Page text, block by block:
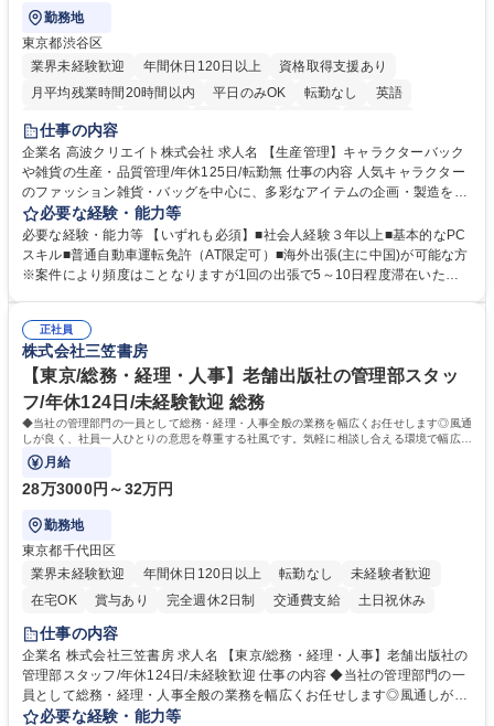
勤務地
東京都渋谷区
業界未経験歓迎
年間休日120日以上
資格取得支援あり
月平均残業時間20時間以内
平日のみOK 転勤なし
英語
住宅手当あり
完全週休2日制
交通費支給 駅近5分以内 中国語 土日祝休み
仕事の内容
企業名 高波クリエイト株式会社 求人名 【生産管理】キャラクターバック
や雑貨の生産・品質管理/年休125日/転勤無 仕事の内容 人気キャラクター
のファッション雑貨・バッグを中心に、多彩なアイテムの企画・製造を手
掛ける当社にて、自社企画・開発商品の生産管理・品質管理を担当。『か
わいい』を届けるやりがいのあるポジションです。 有名ブランドやキャラ
クターライセンスを活用した商品の企画・開発・販売を行っています。企
画段階から納品まで、商品の製造に関わる全てのプロセスにおいて、生産
元様とのやり取り、輸入関連の書類の管理、国内倉庫での品質チェック、
工場開拓などがございます。 募集職種 【生産管理】キャラクターバック
や雑貨の生産・品質管理/年休125日/転勤無
必要な経験・能力等
必要な経験・能力等 【いずれも必須】■社会人経験３年以上■基本的なPC
スキル■普通自動車運転免許（AT限定可）■海外出張(主に中国)が可能な方
※案件により頻度はことなりますが1回の出張で5～10日程度滞在いただ
め、『コツコツと実直に取り組める方』 ・工場やライセンス元を含む社内
外関係者と友好なコミュニケーションが取れる方 ※折衝は営業担当がメイ
ンで行います。 学歴・資格 学歴：大学院 大学 高専 短大 専修学校 高校 語
学力： 資格：
正社員
株式会社三笠書房
【東京/総務・経理・人事】老舗出版社の管理部スタッ
フ/年休124日/未経験歓迎 総務
◆当社の管理部門の一員として総務・経理・人事全般の業務を幅広くお任せします◎風通
しが良く、社員一人ひとりの意思を尊重する社風です。気軽に相談し合える環境で幅広い
バックオフィス業務を習得いただきます。
月給
28万3000円～32万円
勤務地
東京都千代田区
業界未経験歓迎
年間休日120日以上 転勤なし
未経験者歓迎
在宅OK
賞与あり 完全週休2日制 交通費支給 土日祝休み
仕事の内容
企業名 株式会社三笠書房 求人名 【東京/総務・経理・人事】老舗出版社の
管理部スタッフ/年休124日/未経験歓迎 仕事の内容 ◆当社の管理部門の一
員として総務・経理・人事全般の業務を幅広くお任せします◎風通しが良
く、社員一人ひとりの意思を尊重する社風です。気軽に相談し合える環境
必要な経験・能力等